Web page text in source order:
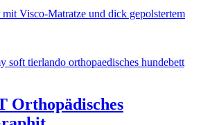
Visco-Matratze und dick gepolstertem
Orthopädisches